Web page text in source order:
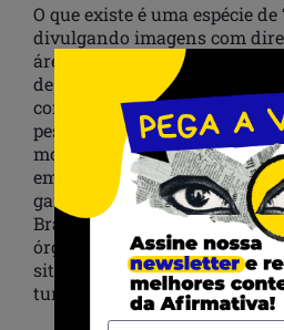
O que existe é uma espécie de
divulgando imagens com
áreas aparentemente sem a
de óleos, mas invisibilizando
constatações e denúncias das
pescadores, marisqueiras e
mobilizam para extrair
embrenhados na lama fértil
garantem seus alimentos e
Brasil em seu
sitenoticiou
órgãos ambientais do
situação de praias
turismo.